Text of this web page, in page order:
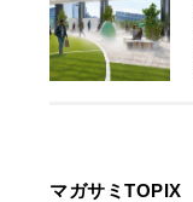
マガサミTOPIX